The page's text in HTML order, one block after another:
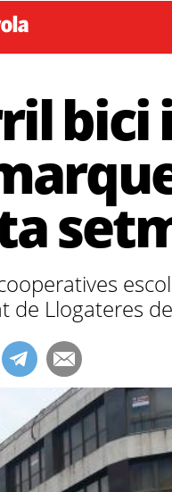
bici
de Llogateres